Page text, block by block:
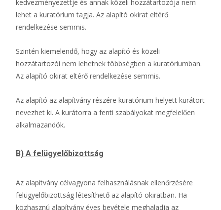
kedvezményezettje és annak közeli hozzátartozója nem
lehet a kuratórium tagja. Az alapító okirat eltérő
rendelkezése semmis.
Szintén kiemelendő, hogy az alapító és közeli
hozzátartozói nem lehetnek többségben a kuratóriumban.
Az alapító okirat eltérő rendelkezése semmis.
Az alapító az alapítvány részére kuratórium helyett kurátort
nevezhet ki. A kurátorra a fenti szabályokat megfelelően
alkalmazandók.
B) A felügyelőbizottság
Az alapítvány célvagyona felhasználásnak ellenőrzésére
felügyelőbizottság létesíthető az alapító okiratban. Ha
közhasznú alapítvány éves bevétele meghaladja az